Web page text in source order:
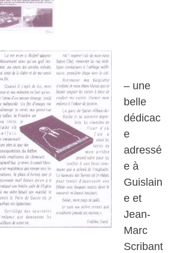
– une
belle
dédicac
e
adressé
e à
Guislain
e et
Jean-
Marc
Scribant